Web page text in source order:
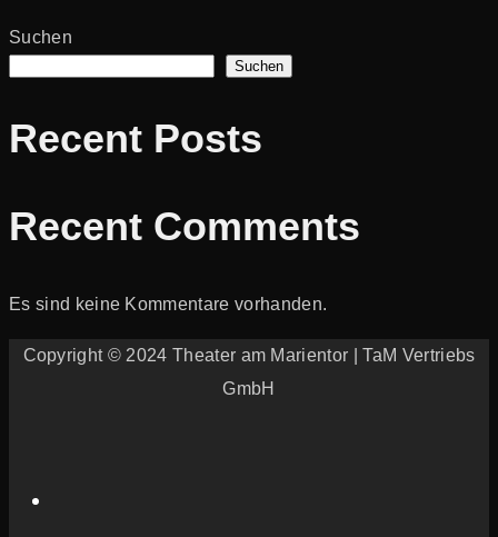
Suchen
Suchen
Recent Posts
Recent Comments
Es sind keine Kommentare vorhanden.
Copyright © 2024 Theater am Marientor | TaM Vertriebs
GmbH